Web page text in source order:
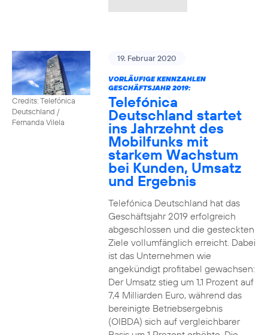
Credits: Telefónica
Deutschland /
Fernanda Vilela
19. Februar 2020
VORLÄUFIGE KENNZAHLEN
GESCHÄFTSJAHR 2019:
Telefónica
Deutschland startet
ins Jahrzehnt des
Mobilfunks mit
starkem Wachstum
bei Kunden, Umsatz
und Ergebnis
Telefónica Deutschland hat das
Geschäftsjahr 2019 erfolgreich
abgeschlossen und die gesteckten
Ziele vollumfänglich erreicht. Dabei
ist das Unternehmen wie
angekündigt profitabel gewachsen:
Der Umsatz stieg um 1,1 Prozent auf
7,4 Milliarden Euro, während das
bereinigte Betriebsergebnis
(OIBDA) sich auf vergleichbarer